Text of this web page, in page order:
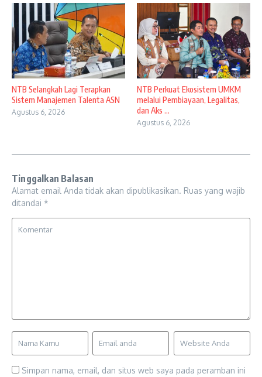
NTB Selangkah Lagi Terapkan
Sistem Manajemen Talenta ASN
Agustus 6, 2026
NTB Perkuat Ekosistem UMKM
melalui Pembiayaan, Legalitas,
dan Aks ...
Agustus 6, 2026
Tinggalkan Balasan
Alamat email Anda tidak akan dipublikasikan. Ruas yang wajib
ditandai *
Simpan nama, email, dan situs web saya pada peramban ini